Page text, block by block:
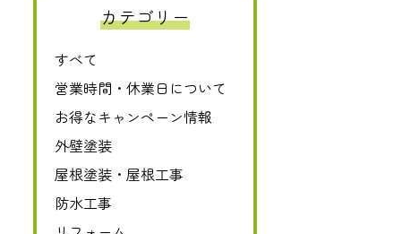
カテゴリー
すべて
営業時間・休業日について
お得なキャンペーン情報
外壁塗装
屋根塗装・屋根工事
防水工事
0120-411-606